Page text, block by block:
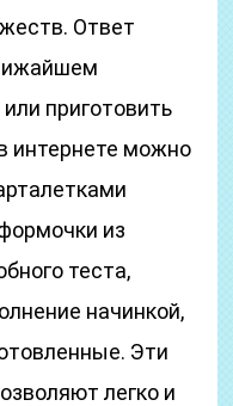
Ответ
приготовить
интернете можно
из
теста,
начинкой,
Эти
легко и